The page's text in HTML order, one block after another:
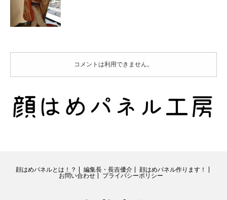
コメントは利用できません。
顔はめパネルとは！？ 編集長・長吉優介
顔はめパネル作ります！
お問い合わせ
プライバシーポリシー
FacebookInstagram